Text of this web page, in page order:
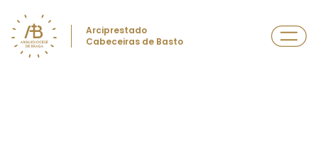
Arciprestado
Cabeceiras de Basto